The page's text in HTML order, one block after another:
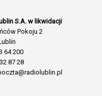
S.A. w likwidacji
Pokoju 2
64 200
87 28